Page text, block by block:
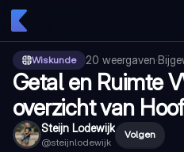
Wiskunde 20 weergaven·
Getal en Ruimte
overzicht van
Steijn Lodewijk
@steijnlodewijk
Volgen